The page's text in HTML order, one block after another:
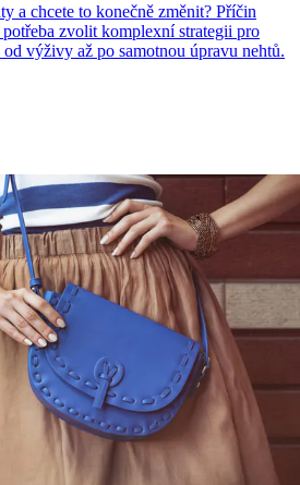
a chcete to konečně změnit? Příčin
potřeba zvolit komplexní strategii pro
výživy až po samotnou úpravu nehtů.